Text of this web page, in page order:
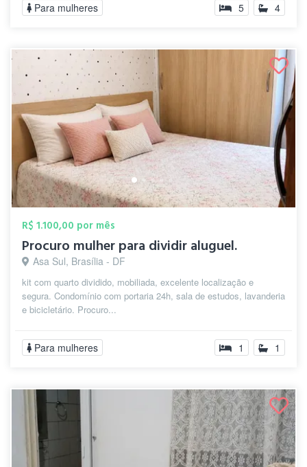
Para mulheres 5 4
R$ 1.100,00 por mês
Procuro mulher para dividir aluguel.
Asa Sul, Brasília - DF
kit com quarto dividido, mobiliada, excelente localização e
segura. Condomínio com portaria 24h, sala de estudos, lavanderia
e bicicletário. Procuro...
Para mulheres 1 1